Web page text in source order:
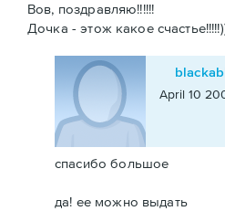
Вов, поздравляю!!!!!!
Дочка - этож какое
April 10
спасибо большое
да! ее можно выдать